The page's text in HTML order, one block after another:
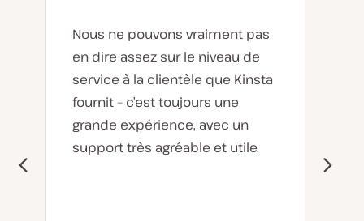
Nous ne pouvons vraiment pas
en dire assez sur le niveau de
service à la clientèle que Kinsta
fournit – c’est toujours une
grande expérience, avec un
support très agréable et utile.